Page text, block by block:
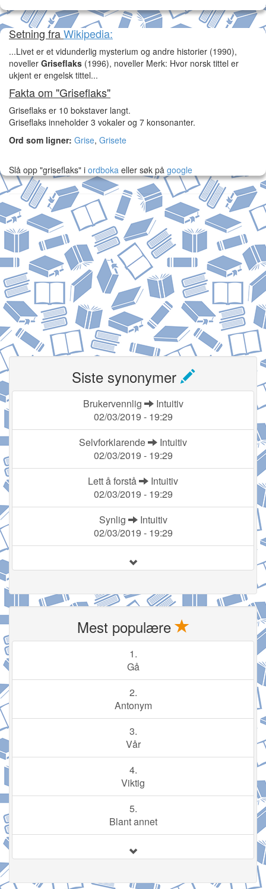
Setning fraWikipedia:
...Livet er et vidunderlig mysterium og andre historier (1990),
noveller Griseflaks (1996), noveller Merk: Hvor norsk tittel er
ukjent er engelsk tittel...
Fakta om "Griseflaks"
Griseflaks er 10 bokstaver langt.
Griseflaks inneholder 3 vokaler og 7 konsonanter.
Ord som ligner: Grise, Grisete
Slå opp "griseflaks" i ordboka eller søk på google
Siste synonymer
Brukervennlig
Intuitiv
02/03/2019 - 19:29
Selvforklarende
Intuitiv
02/03/2019 - 19:29
Lett å forstå
Intuitiv
02/03/2019 - 19:29
Synlig
Intuitiv
02/03/2019 - 19:29
Mest populære
1.
Gå
2.
Antonym
3.
Vår
4.
Viktig
5.
Blant annet